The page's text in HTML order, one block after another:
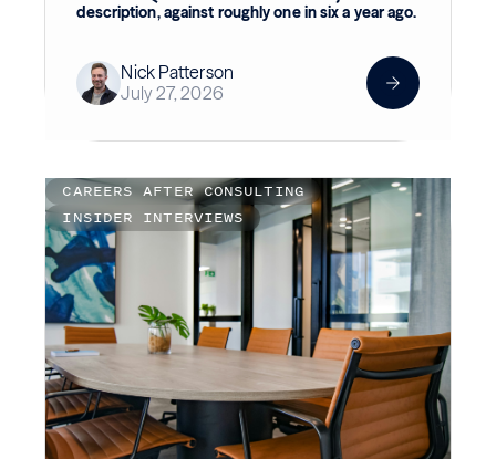
description, against roughly one in six a year ago.
Nick Patterson
July 27, 2026
CAREERS AFTER CONSULTING
INSIDER INTERVIEWS